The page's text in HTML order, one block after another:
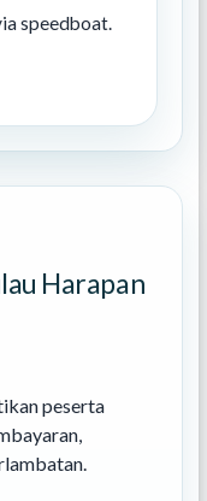
speedboat.
Harapan
peserta